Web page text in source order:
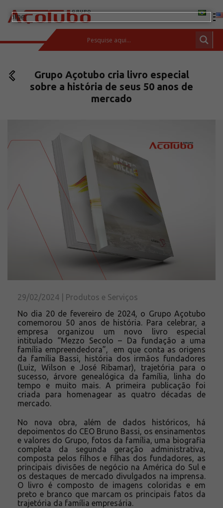
ESPAÇO DO CLIENTE
Conexões e flanges
Aços Inoxidáveis
Soluções integradas
Incotep – Sistemas de Ancoragem
Calculadora
Download
Solicite um orçamento
Sobre a Açotubo
Ouvidoria
Blog
ESG
Trabalhe conosco
Grupo Açotubo cria livro especial
sobre a história de seus 50 anos de
mercado
29/02/2024 | Produtos e Serviços
No dia 20 de fevereiro de 2024, o Grupo Açotubo
comemorou 50 anos de história. Para celebrar, a
empresa organizou um novo livro especial
intitulado “Mezzo Secolo – Da fundação a uma
família empreendedora”, em que conta as origens
da família Bassi, história dos irmãos fundadores
(Luiz, Wilson e José Ribamar), trajetória para o
sucesso, árvore genealógica da família, linha do
tempo e muito mais. A primeira publicação foi
criada para homenagear as quatro décadas de
mercado.
No nova obra, além de dados históricos, há
depoimentos do CEO Bruno Bassi, os ensinamentos
e valores do Grupo, fotos da família, uma biografia
completa da segunda geração administrativa,
composta pelos filhos e filhas dos fundadores, as
principais divisões de negócio na América do Sul e
os destaques de mercado divulgados na imprensa.
O livro é composto de imagens coloridas e em
preto e branco que marcam os principais fatos da
trajetória da família empresária.